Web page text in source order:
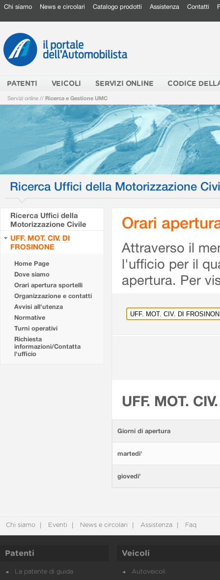
Chi siamo News e circolari Catalogo prodotti Assistenza Contatti
PATENTI VEICOLI SERVIZI ONLINE CODICE
Servizi online // Ricerca e Gestione UMC
Ricerca Uffici della Motorizzazione
Ricerca Uffici della
Motorizzazione Civile
UFF. MOT. CIV. DI
FROSINONE
Home Page
Dove siamo
Orari apertura sportelli
Organizzazione e contatti
Avvisi all'utenza
Normative
Turni operativi
Richiesta
informazioni/Contatta
l'ufficio
Orari
Attraverso il
l'ufficio per il
apertura. Per
UFF. MOT.
Giorni di apertura
martedi'
giovedi'
Chi siamo Eventi News e circolari Assistenza Faq
Patenti
La patente di guida
Veicoli
Autoveicoli